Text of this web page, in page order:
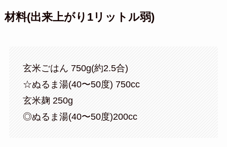
材料(出来上がり1リットル弱)
玄米ごはん 750g(約2.5合)
☆ぬるま湯(40〜50度) 750cc
玄米麹 250g
◎ぬるま湯(40〜50度)200cc